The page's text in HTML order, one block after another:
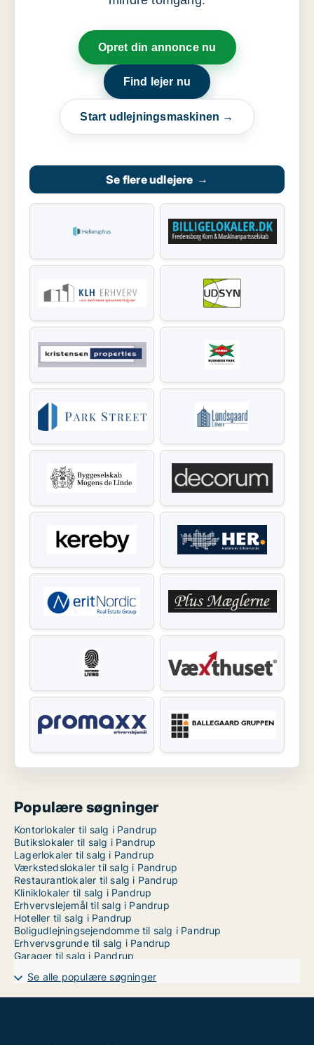
Opret din annonce nu
Find lejer nu
Start udlejningsmaskinen →
Se flere udlejere →
Populære søgninger
Kontorlokaler til salg i Pandrup
Butikslokaler til salg i Pandrup
Lagerlokaler til salg i Pandrup
Værkstedslokaler til salg i Pandrup
Restaurantlokaler til salg i Pandrup
Kliniklokaler til salg i Pandrup
Erhvervslejemål til salg i Pandrup
Hoteller til salg i Pandrup
Boligudlejningsejendomme til salg i Pandrup
Erhvervsgrunde til salg i Pandrup
Garager til salg i Pandrup
Se alle populære søgninger